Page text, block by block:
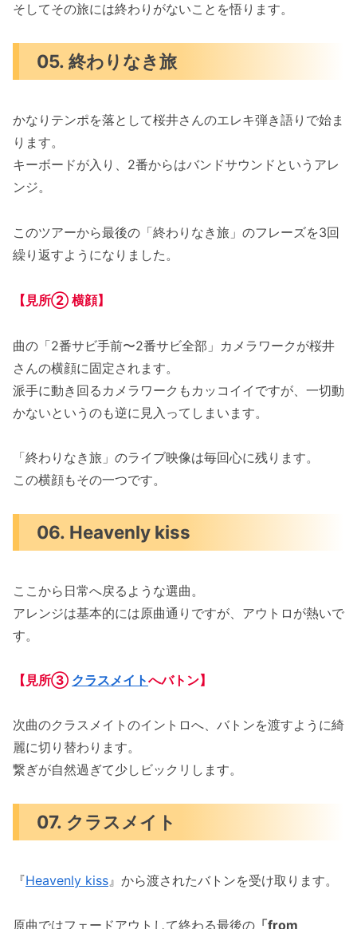
そしてその旅には終わりがないことを悟ります。
05. 終わりなき旅
かなりテンポを落として桜井さんのエレキ弾き語りで始ま
ります。
キーボードが入り、2番からはバンドサウンドというアレ
ンジ。
このツアーから最後の「終わりなき旅」のフレーズを3回
繰り返すようになりました。
【見所② 横顔】
曲の「2番サビ手前〜2番サビ全部」カメラワークが桜井
さんの横顔に固定されます。
派手に動き回るカメラワークもカッコイイですが、一切動
かないというのも逆に見入ってしまいます。
「終わりなき旅」のライブ映像は毎回心に残ります。
この横顔もその一つです。
06. Heavenly kiss
ここから日常へ戻るような選曲。
アレンジは基本的には原曲通りですが、アウトロが熱いで
す。
【見所③ クラスメイトへバトン】
次曲のクラスメイトのイントロへ、バトンを渡すように綺
麗に切り替わります。
繋ぎが自然過ぎて少しビックリします。
07. クラスメイト
『Heavenly kiss』から渡されたバトンを受け取ります。
原曲ではフェードアウトして終わる最後の 「from